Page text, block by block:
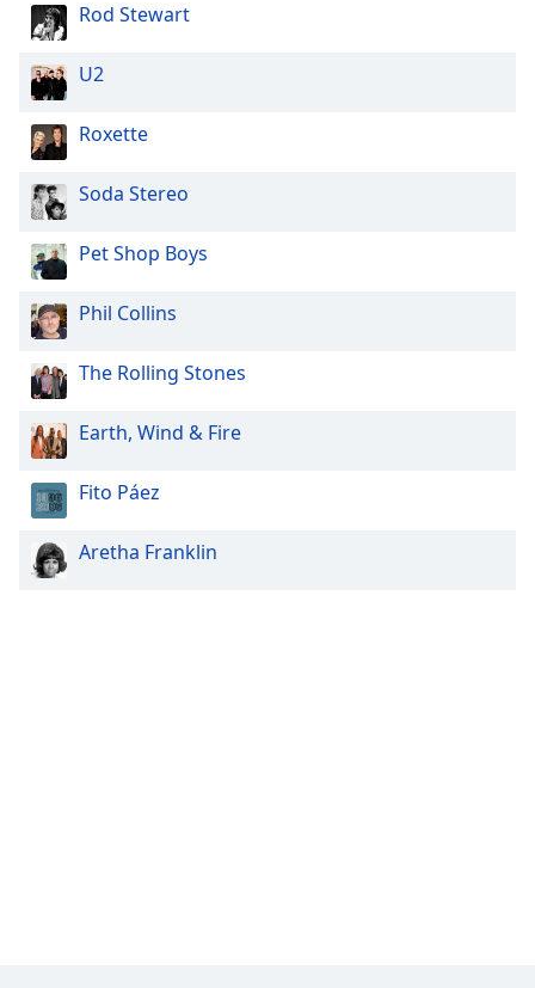
Rod Stewart
U2
Roxette
Soda Stereo
Pet Shop Boys
Phil Collins
The Rolling Stones
Earth, Wind & Fire
Fito Páez
Aretha Franklin